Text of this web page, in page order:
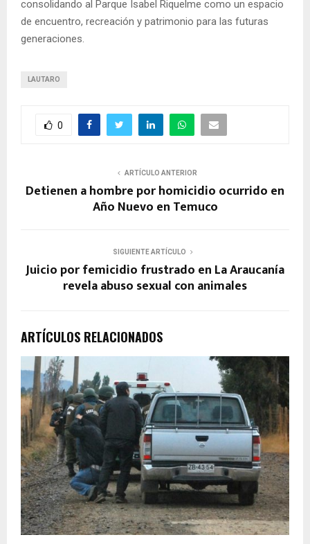
consolidando al Parque Isabel Riquelme como un espacio
de encuentro, recreación y patrimonio para las futuras
generaciones.
LAUTARO
0
ARTÍCULO ANTERIOR
Detienen a hombre por homicidio ocurrido en
Año Nuevo en Temuco
SIGUIENTE ARTÍCULO
Juicio por femicidio frustrado en La Araucanía
revela abuso sexual con animales
ARTÍCULOS RELACIONADOS